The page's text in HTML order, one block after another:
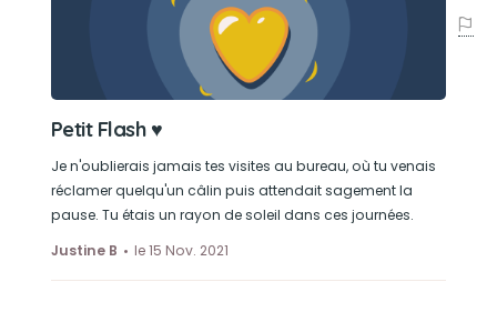
Petit Flash ♥
Je n'oublierais jamais tes visites au bureau, où tu venais
réclamer quelqu'un câlin puis attendait sagement la
pause. Tu étais un rayon de soleil dans ces journées.
Justine B
le 15 Nov. 2021